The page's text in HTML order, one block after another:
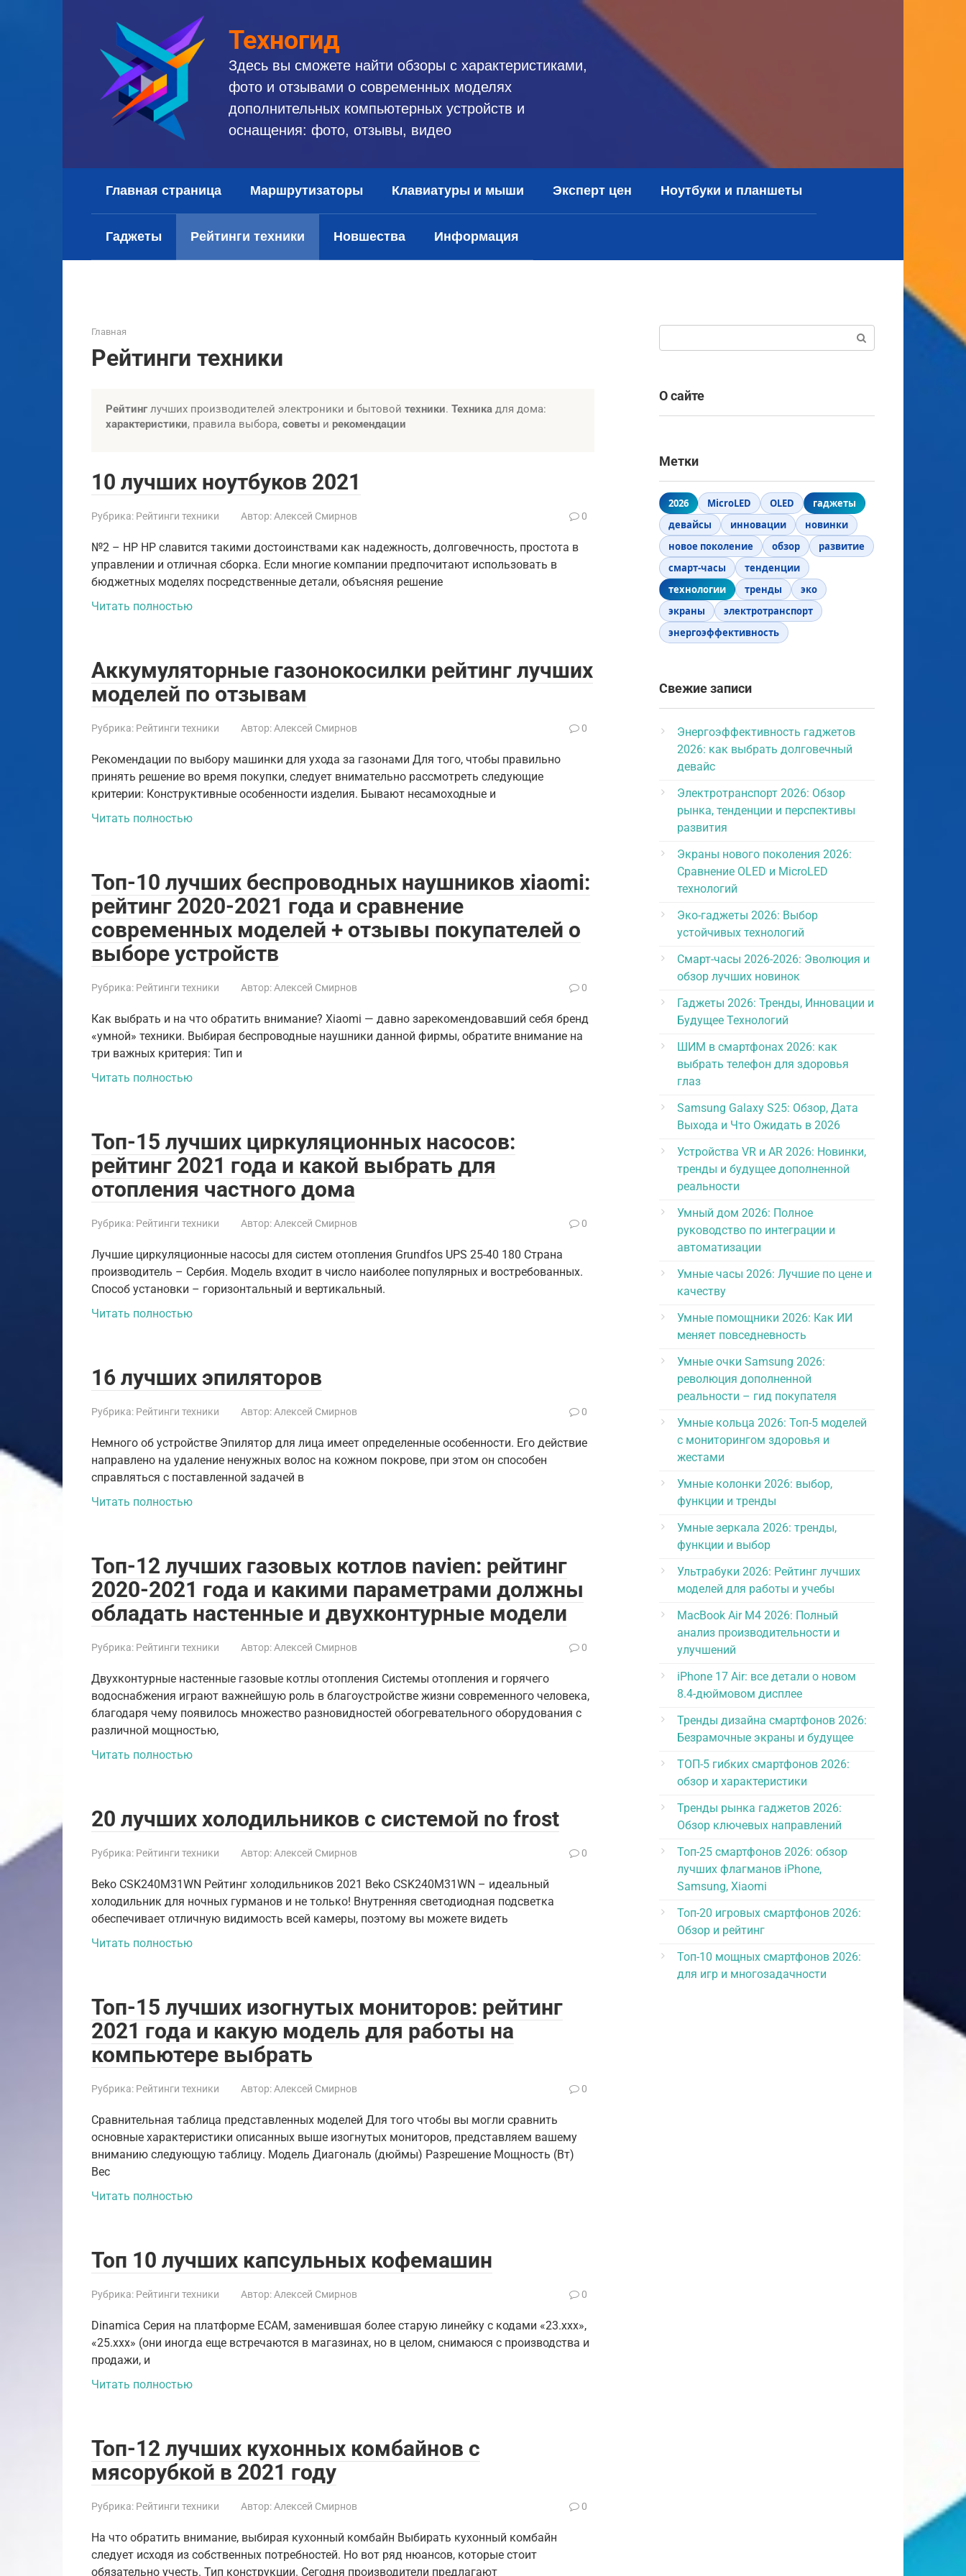
Техногид
Здесь вы сможете найти обзоры с характеристиками,
фото и отзывами о современных моделях
дополнительных компьютерных устройств и
оснащения: фото, отзывы, видео
Главная страница Маршрутизаторы Клавиатуры и мыши Эксперт цен Ноутбуки и планшеты
Гаджеты Рейтинги техники Новшества Информация
Главная
Рейтинги техники
Рейтинглучших производителей электроники и бытовой техники. Техника для дома:
характеристики, правила выбора, советы и рекомендации
10 лучших ноутбуков 2021
Рубрика: Рейтинги техники Автор: Алексей Смирнов 0
№2 – HP HP славится такими достоинствами как надежность, долговечность, простота в
управлении и отличная сборка. Если многие компании предпочитают использовать в
бюджетных моделях посредственные детали, объясняя решение
Читать полностью
Аккумуляторные газонокосилки рейтинг лучших
моделей по отзывам
Рубрика: Рейтинги техники Автор: Алексей Смирнов 0
Рекомендации по выбору машинки для ухода за газонами Для того, чтобы правильно
принять решение во время покупки, следует внимательно рассмотреть следующие
критерии: Конструктивные особенности изделия. Бывают несамоходные и
Читать полностью
Топ-10 лучших беспроводных наушников xiaomi:
рейтинг 2020-2021 года и сравнение
современных моделей + отзывы покупателей о
выборе устройств
Рубрика: Рейтинги техники Автор: Алексей Смирнов 0
Как выбрать и на что обратить внимание? Xiaomi — давно зарекомендовавший себя бренд
«умной» техники. Выбирая беспроводные наушники данной фирмы, обратите внимание на
три важных критерия: Тип и
Читать полностью
Топ-15 лучших циркуляционных насосов:
рейтинг 2021 года и какой выбрать для
отопления частного дома
Рубрика: Рейтинги техники Автор: Алексей Смирнов 0
Лучшие циркуляционные насосы для систем отопления Grundfos UPS 25-40 180 Страна
производитель – Сербия. Модель входит в число наиболее популярных и востребованных.
Способ установки – горизонтальный и вертикальный.
Читать полностью
16 лучших эпиляторов
Рубрика: Рейтинги техники Автор: Алексей Смирнов 0
Немного об устройстве Эпилятор для лица имеет определенные особенности. Его действие
направлено на удаление ненужных волос на кожном покрове, при этом он способен
справляться с поставленной задачей в
Читать полностью
Топ-12 лучших газовых котлов navien: рейтинг
2020-2021 года и какими параметрами должны
обладать настенные и двухконтурные модели
Рубрика: Рейтинги техники Автор: Алексей Смирнов 0
Двухконтурные настенные газовые котлы отопления Системы отопления и горячего
водоснабжения играют важнейшую роль в благоустройстве жизни современного человека,
благодаря чему появилось множество разновидностей обогревательного оборудования с
различной мощностью,
Читать полностью
20 лучших холодильников с системой no frost
Рубрика: Рейтинги техники Автор: Алексей Смирнов 0
Beko CSK240M31WN Рейтинг холодильников 2021 Beko CSK240M31WN – идеальный
холодильник для ночных гурманов и не только! Внутренняя светодиодная подсветка
обеспечивает отличную видимость всей камеры, поэтому вы можете видеть
Читать полностью
Топ-15 лучших изогнутых мониторов: рейтинг
2021 года и какую модель для работы на
компьютере выбрать
Рубрика: Рейтинги техники Автор: Алексей Смирнов 0
Сравнительная таблица представленных моделей Для того чтобы вы могли сравнить
основные характеристики описанных выше изогнутых мониторов, представляем вашему
вниманию следующую таблицу. Модель Диагональ (дюймы) Разрешение Мощность (Вт)
Вес
Читать полностью
Топ 10 лучших капсульных кофемашин
Рубрика: Рейтинги техники Автор: Алексей Смирнов 0
Dinamica Серия на платформе ECAM, заменившая более старую линейку с кодами «23.ххх»,
«25.ххх» (они иногда еще встречаются в магазинах, но в целом, снимаюся с производства и
продажи, и
Читать полностью
Топ-12 лучших кухонных комбайнов с
мясорубкой в 2021 году
Рубрика: Рейтинги техники Автор: Алексей Смирнов 0
На что обратить внимание, выбирая кухонный комбайн Выбирать кухонный комбайн
следует исходя из собственных потребностей. Но вот ряд нюансов, которые стоит
обязательно учесть. Тип конструкции. Сегодня производители предлагают
О сайте
Метки
2026 MicroLED OLED
гаджеты
девайсы
инновации
новинки
новое поколение
обзор
развитие
смарт-часы
тенденции
технологии
тренды
эко
экраны
электротранспорт
энергоэффективность
Свежие записи
Энергоэффективность гаджетов
2026: как выбрать долговечный
девайс
Электротранспорт 2026: Обзор
рынка, тенденции и перспективы
развития
Экраны нового поколения 2026:
Сравнение OLED и MicroLED
технологий
Эко-гаджеты 2026: Выбор
устойчивых технологий
Смарт-часы 2026-2026: Эволюция и
обзор лучших новинок
Гаджеты 2026: Тренды, Инновации и
Будущее Технологий
ШИМ в смартфонах 2026: как
выбрать телефон для здоровья
глаз
Samsung Galaxy S25: Обзор, Дата
Выхода и Что Ожидать в 2026
Устройства VR и AR 2026: Новинки,
тренды и будущее дополненной
реальности
Умный дом 2026: Полное
руководство по интеграции и
автоматизации
Умные часы 2026: Лучшие по цене и
качеству
Умные помощники 2026: Как ИИ
меняет повседневность
Умные очки Samsung 2026:
революция дополненной
реальности – гид покупателя
Умные кольца 2026: Топ-5 моделей
с мониторингом здоровья и
жестами
Умные колонки 2026: выбор,
функции и тренды
Умные зеркала 2026: тренды,
функции и выбор
Ультрабуки 2026: Рейтинг лучших
моделей для работы и учебы
MacBook Air M4 2026: Полный
анализ производительности и
улучшений
iPhone 17 Air: все детали о новом
8.4-дюймовом дисплее
Тренды дизайна смартфонов 2026:
Безрамочные экраны и будущее
ТОП-5 гибких смартфонов 2026:
обзор и характеристики
Тренды рынка гаджетов 2026:
Обзор ключевых направлений
Топ-25 смартфонов 2026: обзор
лучших флагманов iPhone,
Samsung, Xiaomi
Топ-20 игровых смартфонов 2026:
Обзор и рейтинг
Топ-10 мощных смартфонов 2026:
для игр и многозадачности